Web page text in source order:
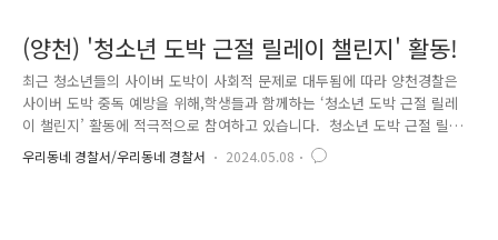
(양천) '청소년 도박 근절 릴레이 챌린지' 활동!
최근 청소년들의 사이버 도박이 사회적 문제로 대두됨에 따라 양천경찰은
사이버 도박 중독 예방을 위해,학생들과 함께하는 ‘청소년 도박 근절 릴레
이 챌린지’ 활동에 적극적으로 참여하고 있습니다. 청소년 도박 근절 릴레
이 챌린지 참여는 양천구민뿐만이 아닌,청소년 도박 근절에 관심이 있는
국민 누구나 참여할 수 있는 활동입니다. 참여 방법 또한 간단합니다.릴레
우리동네 경찰서/우리동네 경찰서 2024.05.08